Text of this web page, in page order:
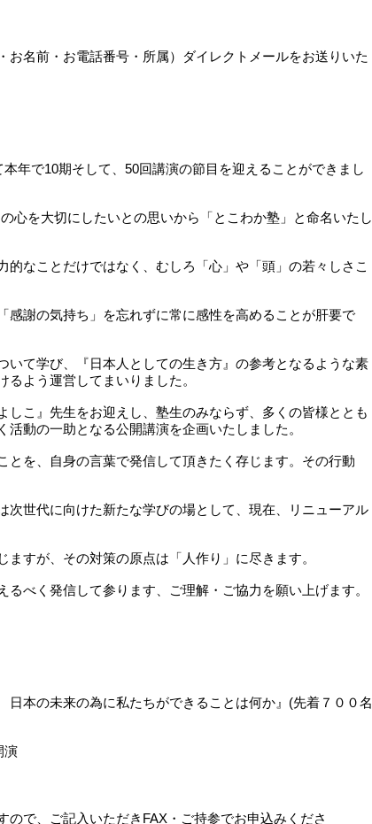
名前・お電話番号・所属）ダイレクトメールをお送りいた
年で10期そして、50回講演の節目を迎えることができまし
心を大切にしたいとの思いから「とこわか塾」と命名いたし
的なことだけではなく、むしろ「心」や「頭」の若々しさこ
謝の気持ち」を忘れずに常に感性を高めることが肝要で
て学び、『日本人としての生き方』の参考となるような素
よう運営してまいりました。
こ』先生をお迎えし、塾生のみならず、多くの皆様ととも
動の一助となる公開講演を企画いたしました。
を、自身の言葉で発信して頂きたく存じます。その行動
世代に向けた新たな学びの場として、現在、リニューアル
すが、その対策の原点は「人作り」に尽きます。
べく発信して参ります、ご理解・ご協力を願い上げます。
本の未来の為に私たちができることは何か』(先着７００名
演
で、ご記入いただきFAX・ご持参でお申込みくださ